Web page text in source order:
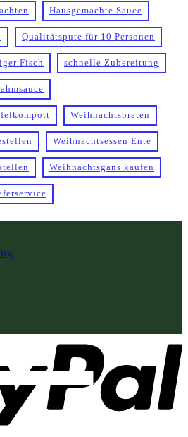
Hausgemachte Sauce
Qualitätspute für 10 Personen
Fisch schnelle Zubereitung
Weihnachtsbraten
Weihnachtsessen Ente
Weihnachtsgans kaufen